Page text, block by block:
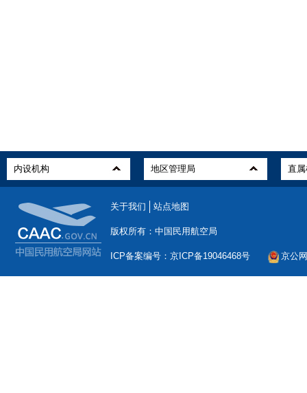
关于我们 站点地图
版权所有：中国民用航空局
ICP备案编号：京ICP备19046468号 京公